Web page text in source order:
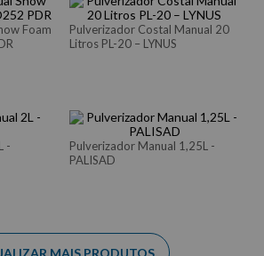
Foam
Pulverizador Costal Manual 20
Litros PL-20 – LYNUS
-
Pulverizador Manual 1,25L -
PALISAD